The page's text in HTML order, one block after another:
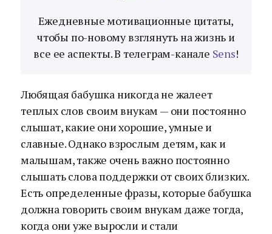
Ежедневные мотивационные цитаты,
чтобы по-новому взглянуть на жизнь и
все ее аспекты. В телеграм-канале Sens!
Любящая бабушка никогда не жалеет
теплых слов своим внукам — они постоянно
слышат, какие они хорошие, умные и
славные. Однако взрослым детям, как и
малышам, также очень важно постоянно
слышать слова поддержки от своих близких.
Есть определенные фразы, которые бабушка
должна говорить своим внукам даже тогда,
когда они уже выросли и стали